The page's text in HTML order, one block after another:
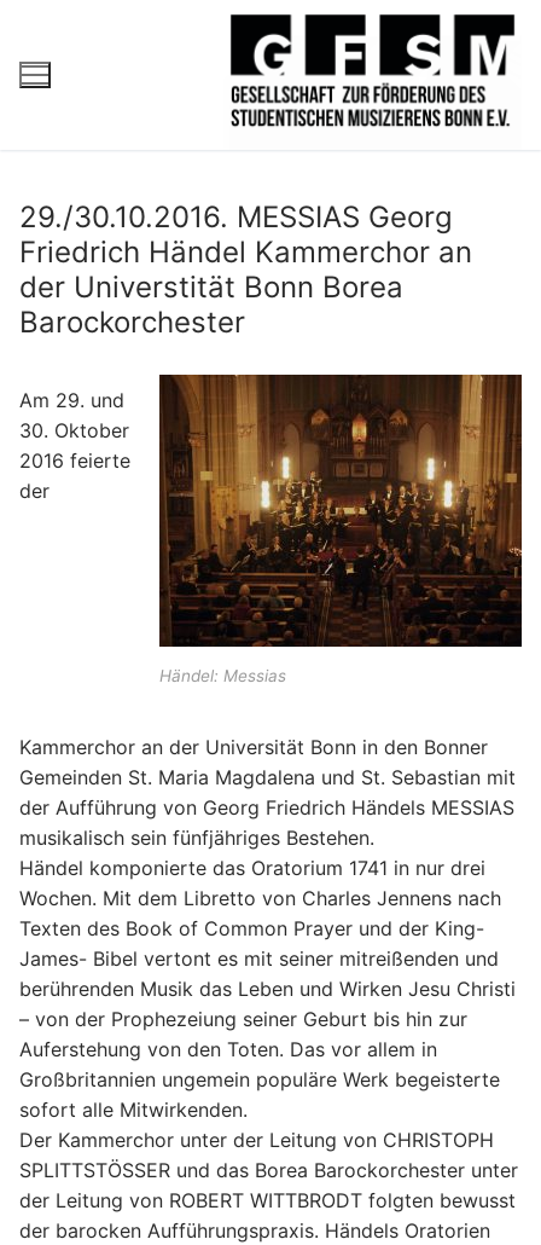
29./30.10.2016. MESSIAS Georg
Friedrich Händel Kammerchor an
der Universtität Bonn Borea
Barockorchester
Händel: Messias
Am 29. und
30. Oktober
2016 feierte
der
Kammerchor an der Universität Bonn in den Bonner
Gemeinden St. Maria Magdalena und St. Sebastian mit
der Aufführung von Georg Friedrich Händels MESSIAS
musikalisch sein fünfjähriges Bestehen.
Händel komponierte das Oratorium 1741 in nur drei
Wochen. Mit dem Libretto von Charles Jennens nach
Texten des Book of Common Prayer und der King-
James- Bibel vertont es mit seiner mitreißenden und
berührenden Musik das Leben und Wirken Jesu Christi
– von der Prophezeiung seiner Geburt bis hin zur
Auferstehung von den Toten. Das vor allem in
Großbritannien ungemein populäre Werk begeisterte
sofort alle Mitwirkenden.
Der Kammerchor unter der Leitung von CHRISTOPH
SPLITTSTÖSSER und das Borea Barockorchester unter
der Leitung von ROBERT WITTBRODT folgten bewusst
der barocken Aufführungspraxis. Händels Oratorien